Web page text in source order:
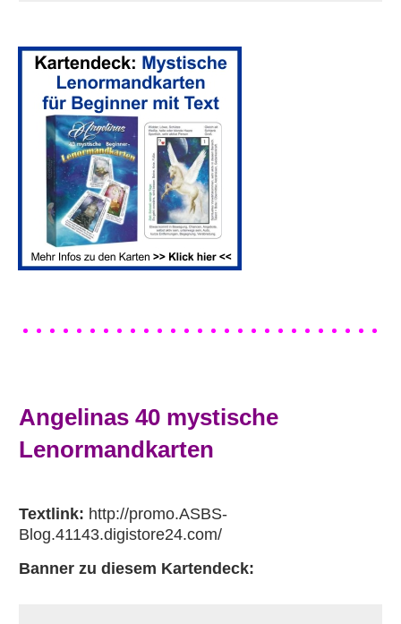
Angelinas 40 mystische
Lenormandkarten
Textlink: http://promo.ASBS-
Blog.41143.digistore24.com/
Banner zu diesem Kartendeck: